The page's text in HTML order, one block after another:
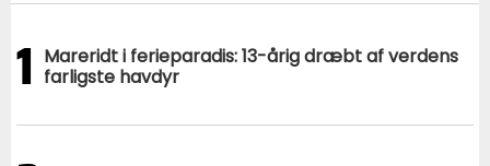
1 Mareridt i ferieparadis: 13-årig dræbt af verdens
farligste havdyr